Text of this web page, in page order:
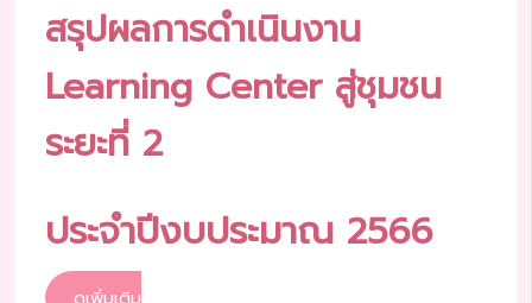
สรุปผลการดำเนินงาน
Learning Center สู่ชุมชน
ระยะที่ 2
ประจำปีงบประมาณ 2566